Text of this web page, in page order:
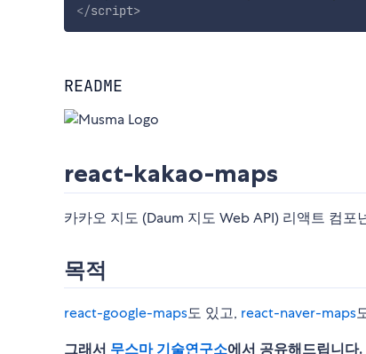
</script>
README
react-kakao-maps
카카오 지도 (Daum 지도 Web API) 리액트 컴포
목적
react-google-maps도 있고, react-naver-maps
그래서 무스마 기술연구소에서 공유해드립니다.